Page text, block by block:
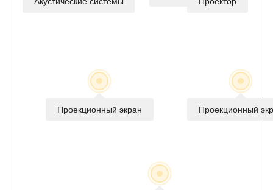
Проекционный экран Проекционный